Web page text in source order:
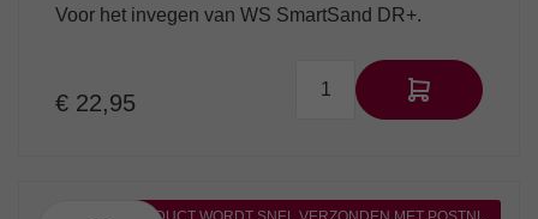
Voor het invegen van WS SmartSand DR+.
€ 22,95